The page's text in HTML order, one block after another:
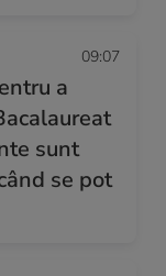
09:07
a
sunt
se pot